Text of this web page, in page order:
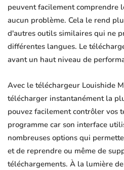
peuvent facilement comprendre
aucun problème. Cela le rend
d'autres outils similaires qui ne
différentes langues. Le
avant un haut niveau de
Avec le téléchargeur Louishide
télécharger instantanément la
pouvez facilement contrôler vos
programme car son interface
nombreuses options qui
et de reprendre ou même de
téléchargements. À la lumière